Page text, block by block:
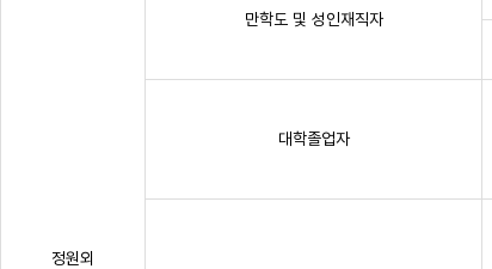
정원외
만학도 및 성인재직자
대학졸업자